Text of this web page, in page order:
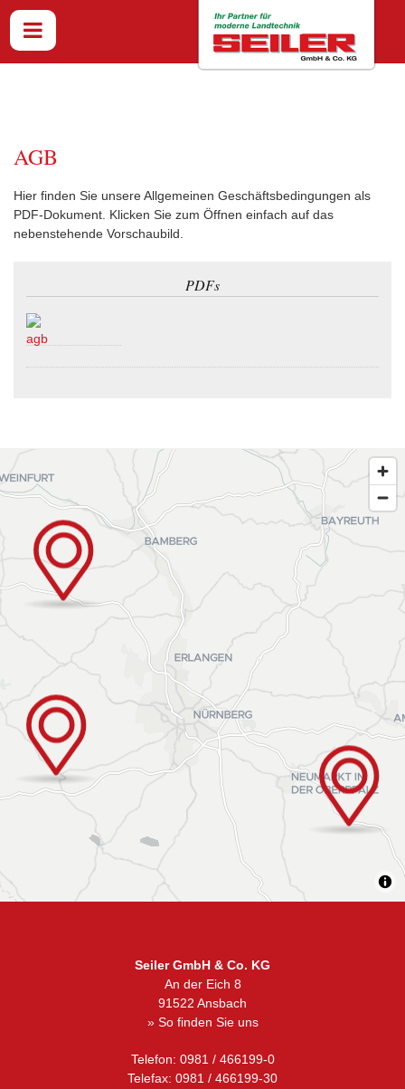
AGB
Hier finden Sie unsere Allgemeinen Geschäftsbedingungen als
PDF-Dokument. Klicken Sie zum Öffnen einfach auf das
nebenstehende Vorschaubild.
PDFs
agb
Seiler GmbH & Co. KG
An der Eich 8
91522 Ansbach
» So finden Sie uns
Telefon: 0981 / 466199-0
Telefax: 0981 / 466199-30